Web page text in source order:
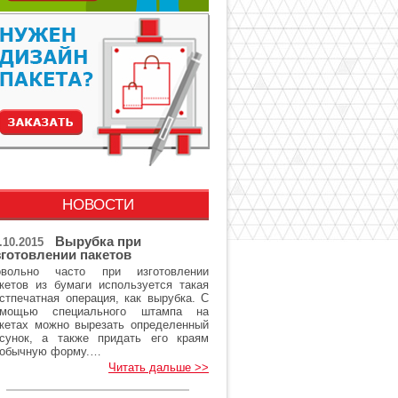
НОВОСТИ
Вырубка при
пакетов
часто при изготовлении
из бумаги используется такая
операция, как вырубка. С
специального штампа на
можно вырезать определенный
а также придать его краям
форму.…
Читать дальше >>